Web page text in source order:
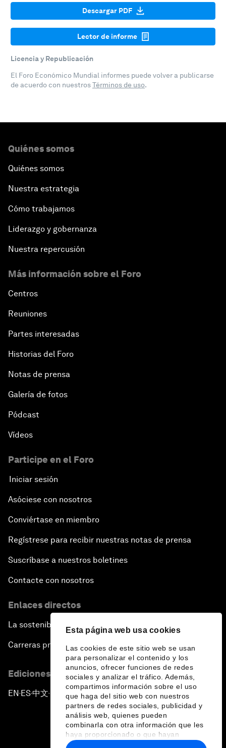
Esta página web usa cookies
Las cookies de este sitio web se usan
para personalizar el contenido y los
anuncios, ofrecer funciones de redes
sociales y analizar el tráfico. Además,
compartimos información sobre el uso
que haga del sitio web con nuestros
partners de redes sociales, publicidad y
análisis web, quienes pueden
combinarla con otra información que les
haya proporcionado o que hayan
recopilado a partir del uso que haya
Descargar PDF
Lector de informe
Licencia y Republicación
El Foro Económico Mundial informes puede volver a publicarse
de acuerdo con nuestrosTérminos de uso.
Quiénes somos
Quiénes somos
Nuestra estrategia
Cómo trabajamos
Liderazgo y gobernanza
Nuestra repercusión
Más información sobre el Foro
Centros
Reuniones
Partes interesadas
Historias del Foro
Notas de prensa
Galería de fotos
Pódcast
Vídeos
Participe en el Foro
Iniciar sesión
Asóciese con nosotros
Conviértase en miembro
Regístrese para recibir nuestras notas de prensa
Suscríbase a nuestros boletines
Contacte con nosotros
Enlaces directos
La sostenibilidad en el Foro
Carreras profesionales
Ediciones en otros idiomas
EN ▪ ES▪中文▪ 日本語